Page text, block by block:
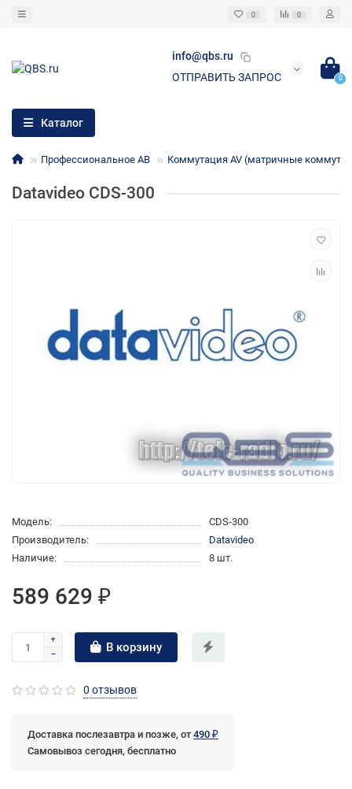
0 0
info@qbs.ru
ОТПРАВИТЬ ЗАПРОС
0
Каталог
Профессиональное АВ Коммутация AV (матричные
Datavideo CDS-300
Модель:
CDS-300
Производитель:
Datavideo
Наличие:
8 шт.
589 629 ₽
В корзину
0 отзывов
Доставка послезавтра и позже, от490 ₽
Самовывоз сегодня, бесплатно